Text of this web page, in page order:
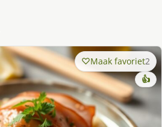
Maak favoriet2
👍